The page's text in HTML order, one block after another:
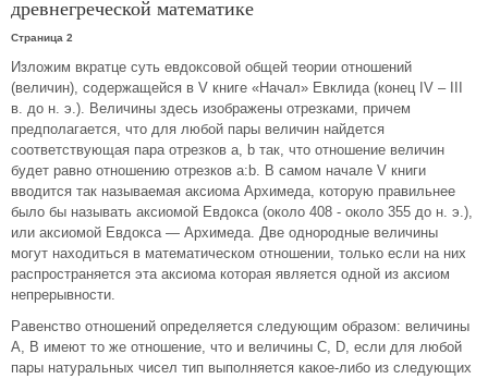
древнегреческой математике
Страница 2
Изложим вкратце суть евдоксовой общей теории отношений
(величин), содержащейся в V книге «Начал» Евклида (конец IV – III
в. до н. э.). Величины здесь изображены отрезками, причем
предполагается, что для любой пары величин найдется
соответствующая пара отрезков а, b так, что отношение величин
будет равно отношению отрезков а:b. В самом начале V книги
вводится так называемая аксиома Архимеда, которую правильнее
было бы называть аксиомой Евдокса (около 408 - около 355 до н. э.),
или аксиомой Евдокса — Архимеда. Две однородные величины
могут находиться в математическом отношении, только если на них
распространяется эта аксиома которая является одной из аксиом
непрерывности.
Равенство отношений определяется следующим образом: величины
А, В имеют то же отношение, что и величины С, D, если для любой
пары натуральных чисел тип выполняется какое-либо из следующих